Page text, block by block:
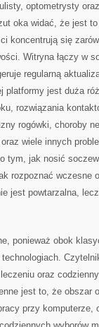
optometrysty
oka widać, że jest
koncentrują się
Witryna łączy w
regularną
platformy jest duża
rozwiązania
rogówki, choroby
wiele innych
tym, jak nosić
rozpoznać wczesne
jest powtarzalna,
ponieważ obok
oraz
jest to, że obszar
przy komputerze,